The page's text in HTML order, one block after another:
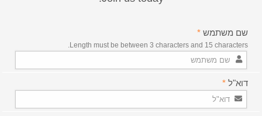
שם משתמש*
Length must be between 3 characters and 15 characters.
דוא"ל*